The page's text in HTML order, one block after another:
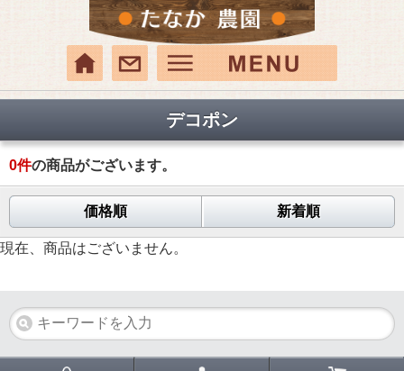
デコポン
0件の商品がございます。
価格順 新着順
現在、商品はございません。